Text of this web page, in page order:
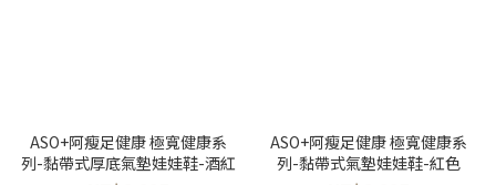
ASO+阿瘦足健康 極寬健康系
列-黏帶式厚底氣墊娃娃鞋-酒紅
ASO+阿瘦足健康 極寬健康系
列-黏帶式氣墊娃娃鞋-紅色